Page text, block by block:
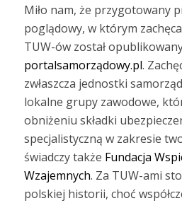
Miło nam, że przygotowany
poglądowy, w którym
TUW-ów został
portalsamorządowy.pl.
zwłaszcza jednostki
lokalne grupy zawodowe,
obniżeniu składki
specjalistyczną w zakresie
świadczy także Fundacja
Wzajemnych. Za TUW-ami
polskiej historii, choć